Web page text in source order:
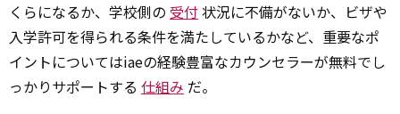
くらになるか、学校側の 受付状況に不備がないか、ビザや
入学許可を得られる条件を満たしているかなど、重要なポ
イントについてはiaeの経験豊富なカウンセラーが無料でし
っかりサポートする 仕組み だ。